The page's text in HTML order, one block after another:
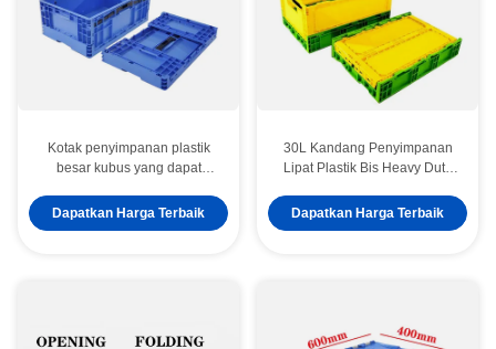
Kotak penyimpanan plastik
besar kubus yang dapat
Ukuran 600x400mm
Dapatkan Harga Terbaik
30L Kandang Penyimpanan
Lipat Plastik Bis Heavy Duty
Penyimpanan
Dapatkan Harga Terbaik